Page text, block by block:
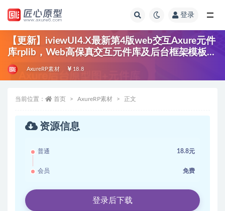
登录
【更新】iviewUI4.X最新第4版web交互Axure元件
库rplib，Web高保真交互元件库及后台框架模板，
支持自由编辑修改
AxureRP素材 18.8
当前位置： 首页 AxureRP素材 正文
资源信息
普通 18.8元
会员 免费
登录后下载